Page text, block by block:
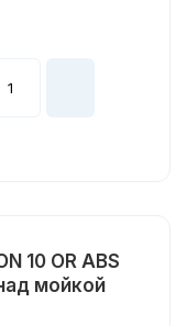
10 OR ABS
мойкой